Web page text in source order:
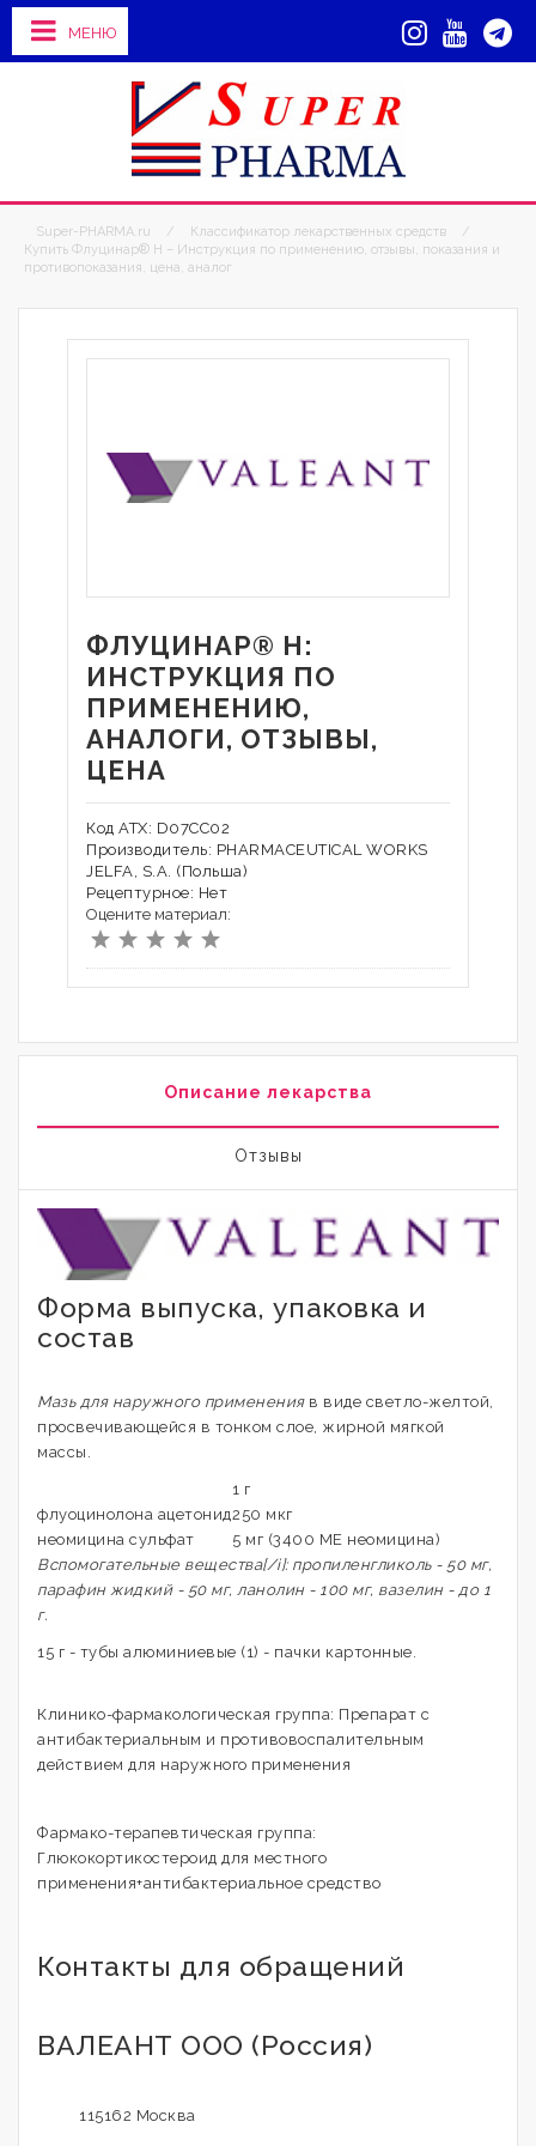
МЕНЮ
Super-PHARMA.ru / Классификатор лекарственных средств
/
Купить Флуцинар® Н – Инструкция по применению, отзывы, показания и
противопоказания, цена, аналог
ФЛУЦИНАР® Н:
ИНСТРУКЦИЯ ПО
ПРИМЕНЕНИЮ,
АНАЛОГИ, ОТЗЫВЫ,
ЦЕНА
Код АТХ: D07CC02
Производитель: PHARMACEUTICAL WORKS
JELFA, S.A. (Польша)
Рецептурное: Нет
Оцените материал:
Описание лекарства
Отзывы
Форма выпуска, упаковка и
состав
Мазь для наружного примененияв виде светло-желтой,
просвечивающейся в тонком слое, жирной мягкой
массы.
1 г
флуоцинолона ацетонид250 мкг
неомицина сульфат
5 мг (3400 ME неомицина)
Вспомогательные вещества[/i]: пропиленгликоль - 50 мг,
парафин жидкий - 50 мг, ланолин - 100 мг, вазелин - до 1
г.
15 г - тубы алюминиевые (1) - пачки картонные.
Клинико-фармакологическая группа: Препарат с
антибактериальным и противовоспалительным
действием для наружного применения
Фармако-терапевтическая группа:
Глюкокортикостероид для местного
применения+антибактериальное средство
Контакты для обращений
ВАЛЕАНТ ООО (Россия)
115162 Москва